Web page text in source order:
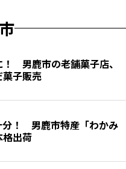
男鹿市の老舗菓子店、
子販売
分！ 男鹿市特産「わかみ
格出荷